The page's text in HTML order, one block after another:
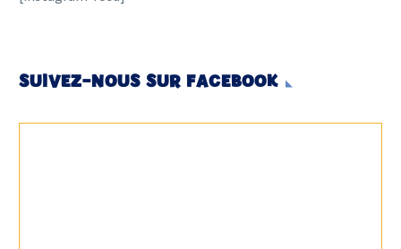
SUIVEZ-NOUS SUR FACEBOOK